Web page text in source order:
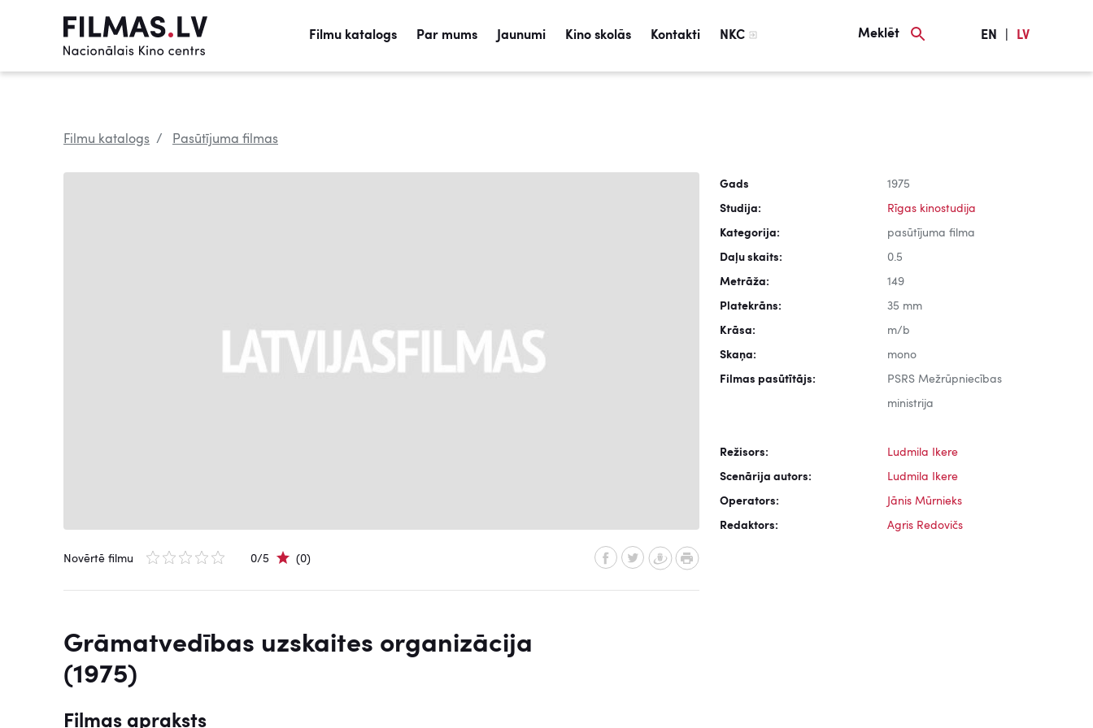
Filmu katalogs Par mums Jaunumi Kino skolās Kontakti NKC Meklēt EN LV
Filmu katalogs Pasūtījuma filmas
Novērtē filmu 0/5 (0)
Grāmatvedības uzskaites organizācija
(1975)
Filmas apraksts
Gads 1975
Studija: Rīgas kinostudija
Kategorija: pasūtījuma filma
Daļu skaits: 0.5
Metrāža: 149
Platekrāns: 35 mm
Krāsa: m/b
Skaņa: mono
Filmas pasūtītājs: PSRS Mežrūpniecības
ministrija
Režisors: Ludmila Ikere
Scenārija autors: Ludmila Ikere
Operators: Jānis Mūrnieks
Redaktors: Agris Redovičs